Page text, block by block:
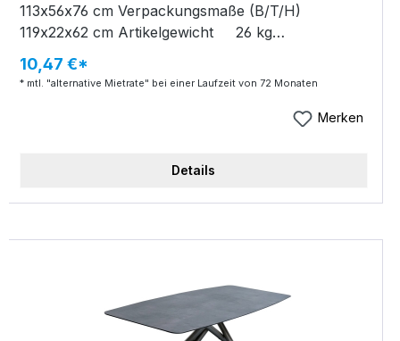
113x56x76 cm Verpackungsmaße (B/T/H)
119x22x62 cm Artikelgewicht 26 kg
Verpackungsgewicht 7 kg Schreibtisch KEAN
Mix Holz FSC recyclet natur lackiert Füße
10,47 €*
* mtl. "alternative Mietrate" bei einer Laufzeit von 72 Monaten
Merken
Details